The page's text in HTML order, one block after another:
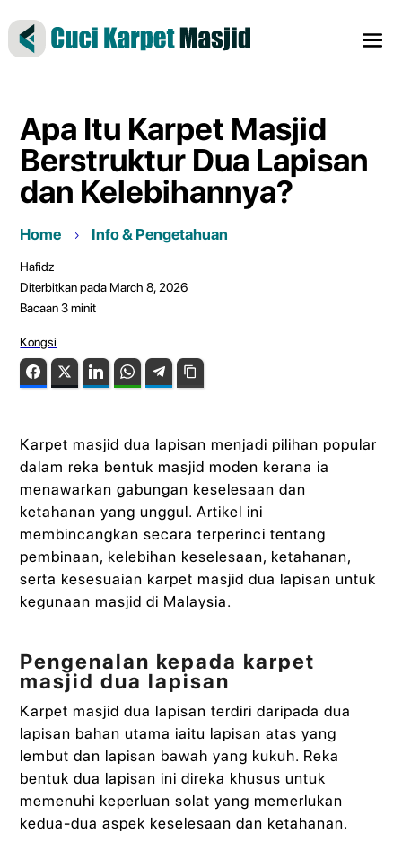
Apa Itu Karpet Masjid
Berstruktur Dua Lapisan
dan Kelebihannya?
Home Info & Pengetahuan
Hafidz
Diterbitkan pada March 8, 2026
Bacaan 3 minit
Kongsi
FacebookTwitter LinkedIn WhatsAppTelegram
Karpet masjid dua lapisan menjadi pilihan popular
dalam reka bentuk masjid moden kerana ia
menawarkan gabungan keselesaan dan
ketahanan yang unggul. Artikel ini
membincangkan secara terperinci tentang
pembinaan, kelebihan keselesaan, ketahanan,
serta kesesuaian karpet masjid dua lapisan untuk
kegunaan masjid di Malaysia.
Pengenalan kepada karpet
masjid dua lapisan
Karpet masjid dua lapisan terdiri daripada dua
lapisan bahan utama iaitu lapisan atas yang
lembut dan lapisan bawah yang kukuh. Reka
bentuk dua lapisan ini direka khusus untuk
memenuhi keperluan solat yang memerlukan
kedua-dua aspek keselesaan dan ketahanan.